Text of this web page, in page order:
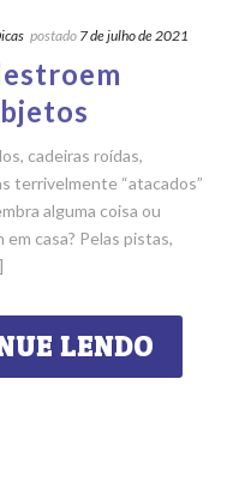
postado 7 de julho de 2021
cadeiras roídas,
terrivelmente “atacados”
alguma coisa ou
em casa? Pelas pistas,
LENDO